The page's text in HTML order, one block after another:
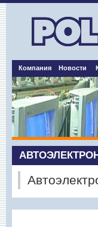
Компания Новости